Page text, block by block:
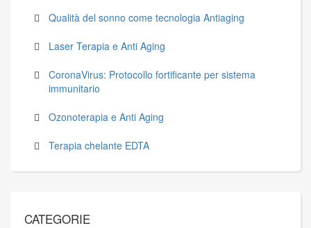
Qualità del sonno come tecnologia Antiaging
Laser Terapia e Anti Aging
CoronaVirus: Protocollo fortificante per sistema
immunitario
Ozonoterapia e Anti Aging
Terapia chelante EDTA
CATEGORIE